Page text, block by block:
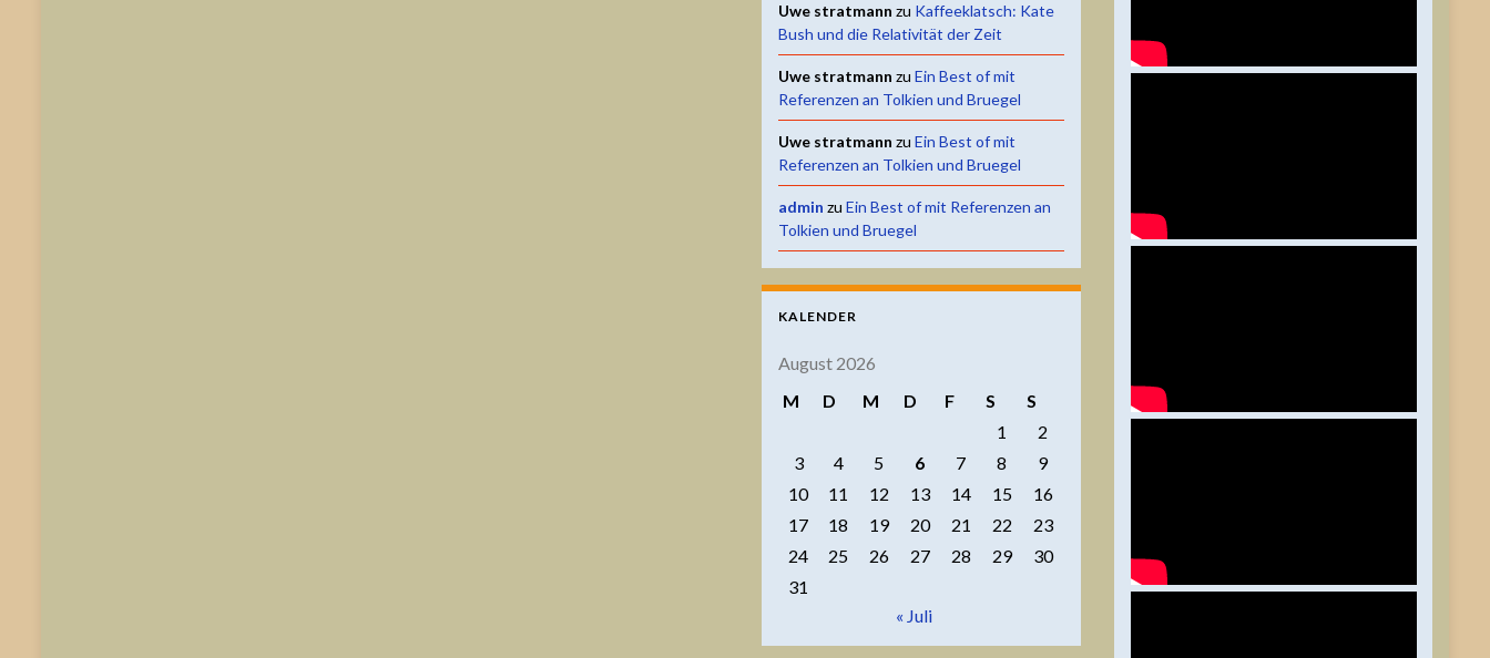
Uwe stratmann zu Kaffeeklatsch: Kate
Bush und die Relativität der Zeit
Uwe stratmann zu Ein Best of mit
Referenzen an Tolkien und Bruegel
Uwe stratmann zu Ein Best of mit
Referenzen an Tolkien und Bruegel
admin zu Ein Best of mit Referenzen an
Tolkien und Bruegel
KALENDER
August 2026
M
D M D F S
S
1
2
3
4 5 6 7 8
9
10
11 12 13 14 15
16
17
18 19 20 21 22
23
24
25 26 27 28 29
30
31
« Juli